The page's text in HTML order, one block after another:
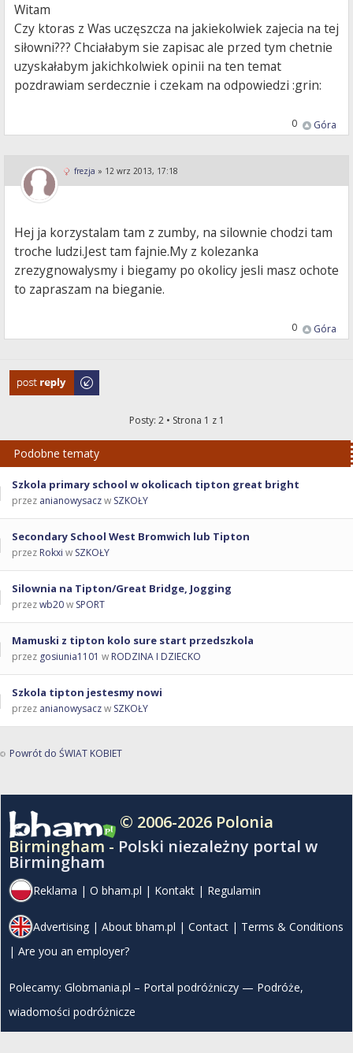
Witam
Czy ktoras z Was uczęszcza na jakiekolwiek zajecia na tej
siłowni??? Chciałabym sie zapisac ale przed tym chetnie
uzyskałabym jakichkolwiek opinii na ten temat
pozdrawiam serdecznie i czekam na odpowiedzi :grin:
Góra
0
frezja » 12 wrz 2013, 17:18
Hej ja korzystalam tam z zumby, na silownie chodzi tam
troche ludzi.Jest tam fajnie.My z kolezanka
zrezygnowalysmy i biegamy po okolicy jesli masz ochote
to zapraszam na bieganie.
Góra
0
Odpowiedz
Posty: 2 • Strona 1 z 1
Podobne tematy
Szkola primary school w okolicach tipton great bright
przez anianowysaczw SZKOŁY
Secondary School West Bromwich lub Tipton
przez Rokxi w SZKOŁY
Silownia na Tipton/Great Bridge, Jogging
przezwb20w SPORT
Mamuski z tipton kolo sure start przedszkola
przez gosiunia1101 w RODZINA I DZIECKO
Szkola tipton jestesmy nowi
przez anianowysaczw SZKOŁY
Powrót do ŚWIAT KOBIET
© 2006-2026 Polonia
Birmingham - Polski niezależny portal w
Birmingham
Reklama | O bham.pl | Kontakt | Regulamin
Advertising | About bham.pl | Contact | Terms & Conditions
| Are you an employer?
Polecamy: Globmania.pl – Portal podróżniczy — Podróże,
wiadomości podróżnicze